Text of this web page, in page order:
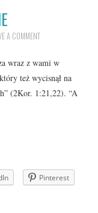
A COMMENT
wraz z wami w
też wycisnął na
(2Kor. 1:21,22). “A
Pinterest